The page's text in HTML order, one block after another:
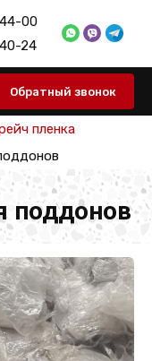
00
24
Обратный звонок
пленка
поддонов